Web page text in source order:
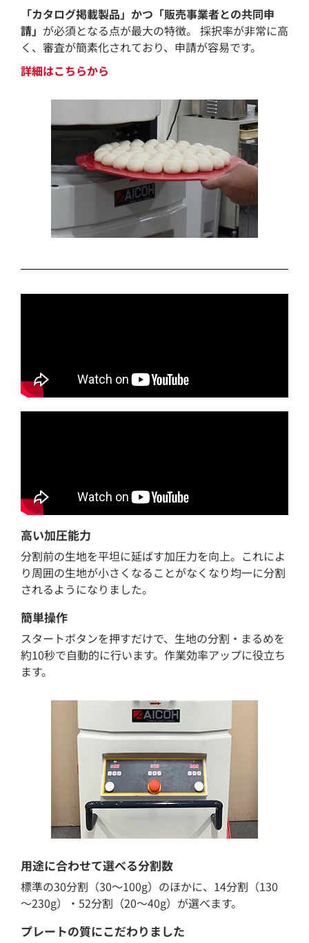
「カタログ掲載製品」かつ「販売事業者との共同申
請」 が必須となる点が最大の特徴。 採択率が非常に高
く、審査が簡素化されており、申請が容易です。
詳細はこちらから
高い加圧能力
分割前の生地を平坦に延ばす加圧力を向上。これによ
り周囲の生地が小さくなることがなくなり均一に分割
されるようになりました。
簡単操作
スタートボタンを押すだけで、生地の分割・まるめを
約10秒で自動的に行います。作業効率アップに役立ち
ます。
用途に合わせて選べる分割数
標準の30分割（30～100g）のほかに、14分割（130
～230g）・52分割（20～40g）が選べます。
プレートの質にこだわりました